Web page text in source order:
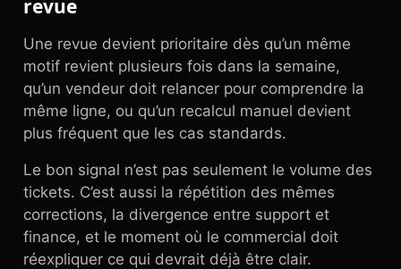
revue
Une revue devient prioritaire dès qu’un même
motif revient plusieurs fois dans la semaine,
qu’un vendeur doit relancer pour comprendre la
même ligne, ou qu’un recalcul manuel devient
plus fréquent que les cas standards.
Le bon signal n’est pas seulement le volume des
tickets. C’est aussi la répétition des mêmes
corrections, la divergence entre support et
finance, et le moment où le commercial doit
réexpliquer ce qui devrait déjà être clair.